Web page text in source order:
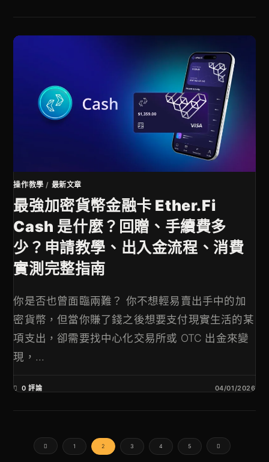
操作教學 / 最新文章
最強加密貨幣金融卡 Ether.Fi
Cash 是什麼？回贈、手續費多
少？申請教學、出入金流程、消費
實測完整指南
你是否也曾面臨兩難？ 你不想輕易賣出手中的加
密貨幣，但當你賺了錢之後想要支付現實生活的某
項支出，卻需要找中心化交易所或 OTC 出金來變
現，...
0 評論 04/01/2026
1 2 3 4 5